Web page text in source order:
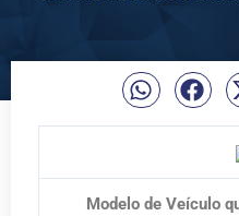
Modelo de Veículo